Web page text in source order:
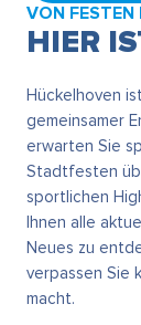
VON FESTEN
HIER
Hückelhoven
gemeinsamer
erwarten Sie
Stadtfesten
sportlichen
Ihnen alle
Neues zu
verpassen Sie
macht.